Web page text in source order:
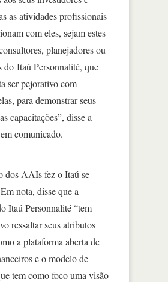
as atividades profissionais
com eles, sejam estes
planejadores ou
do Itaú Personnalité, que
ser pejorativo com
para demonstrar seus
capacitações”, disse a
comunicado.
dos AAIs fez o Itaú se
nota, disse que a
Itaú Personnalité “tem
ressaltar seus atributos
a plataforma aberta de
e o modelo de
tem como foco uma visão